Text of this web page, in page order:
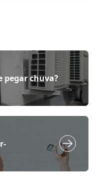
pegar chuva?